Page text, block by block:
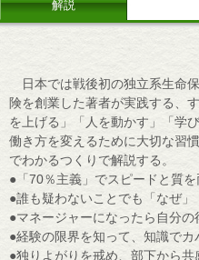
解説
日本では戦後初の独立系生命
険を創業した著者が実践する、
を上げる」「人を動かす」「学
働き方を変えるために大切な習
でわかるつくりで解説する。
●「70％主義」でスピードと質
●誰も疑わないことでも「なぜ
●マネージャーになったら自分
●経験の限界を知って、知識で
●独りよがりを戒め、部下から共